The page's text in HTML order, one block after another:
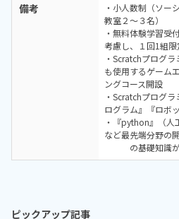
備考
・小人数制（ソー
教室２～３名）
・無料体験学習受
考慮し、１回1組限
・Scratchプログ
も使用するゲーム
ングコース開設
・Scratchプログ
ログラム』『ロボ
・『python』（人
など最先端分野の
の基礎知識が
ピックアップ記事